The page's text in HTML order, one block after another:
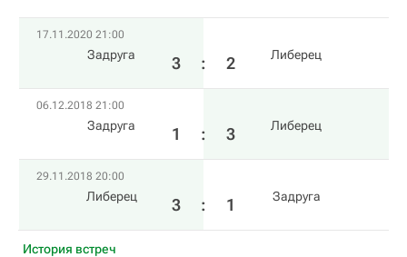
17.11.2020 21:00
Задруга 3 : 2 Либерец
06.12.2018 21:00
Задруга 1 : 3 Либерец
29.11.2018 20:00
Либерец 3 : 1 Задруга
История встреч